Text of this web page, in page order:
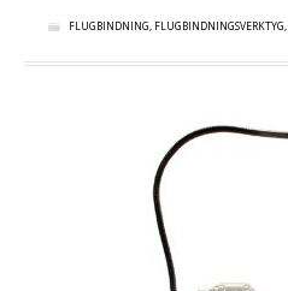
FLUGBINDNING, FLUGBINDNINGSVERKTYG,